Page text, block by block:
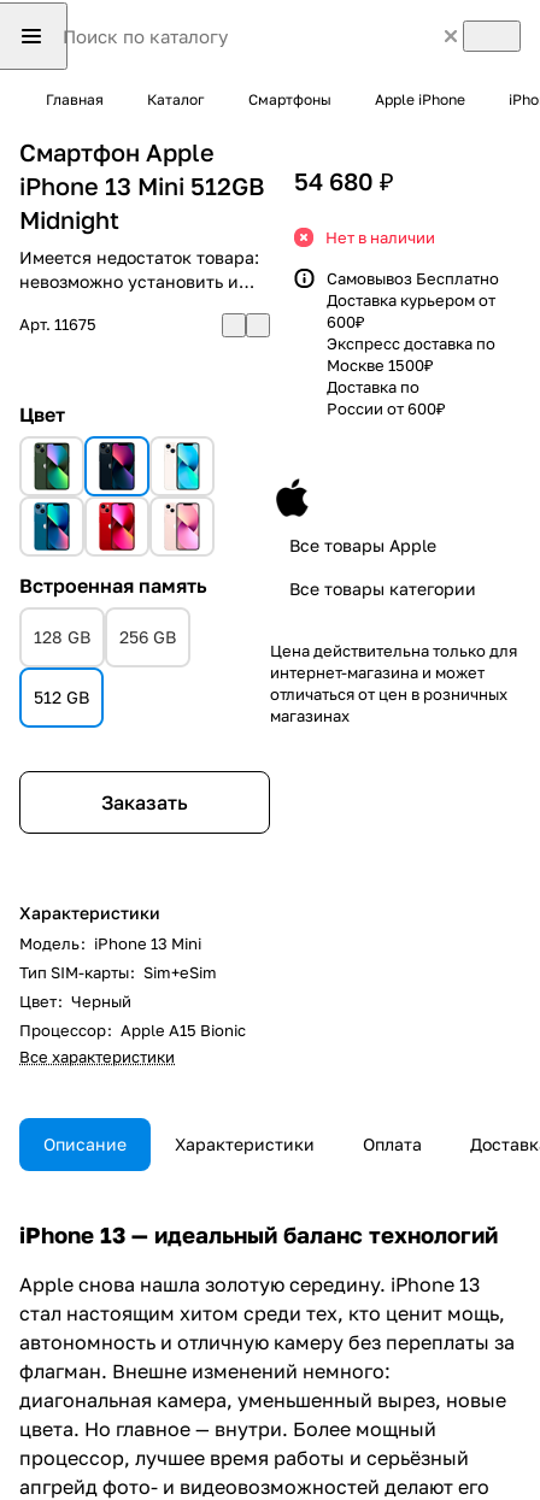
Главная Каталог Смартфоны Apple iPhone
Смартфон Apple
iPhone 13 Mini 512GB
Midnight
Имеется недостаток товара:
невозможно установить и
Арт. 11675
Цвет
Встроенная память
128 GB 256 GB
512 GB
Заказать
Характеристики
Модель: iPhone 13 Mini
Тип SIM-карты: Sim+eSim
Цвет: Черный
Процессор: Apple A15 Bionic
Все характеристики
54 680 ₽
Нет в наличии
Самовывоз Бесплатно
Доставка курьером от
600₽
Экспресс доставка по
Москве 1500₽
Доставка по
России от 600₽
Все товары Apple
Все товары категории
Цена действительна только для
интернет-магазина и может
отличаться от цен в розничных
магазинах
Описание Характеристики Оплата
iPhone 13 — идеальный баланс технологий
Apple снова нашла золотую середину. iPhone 13
стал настоящим хитом среди тех, кто ценит мощь,
автономность и отличную камеру без переплаты за
флагман. Внешне изменений немного:
диагональная камера, уменьшенный вырез, новые
цвета. Но главное — внутри. Более мощный
процессор, лучшее время работы и серьёзный
апгрейд фото- и видеовозможностей делают его